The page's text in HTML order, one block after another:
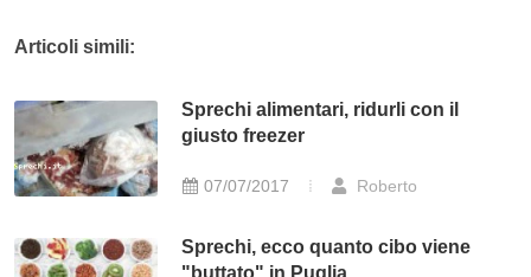
Articoli simili:
Sprechi alimentari, ridurli con il
giusto freezer
07/07/2017 Roberto
Sprechi, ecco quanto cibo viene